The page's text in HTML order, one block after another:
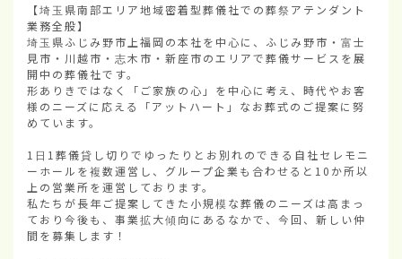
【埼玉県南部エリア地域密着型葬儀社での葬祭アテンダント
業務全般】
埼玉県ふじみ野市上福岡の本社を中心に、ふじみ野市・富士
見市・川越市・志木市・新座市のエリアで葬儀サービスを展
開中の葬儀社です。
形ありきではなく「ご家族の心」を中心に考え、時代やお客
様のニーズに応える「アットハート」なお葬式のご提案に努
めています。
1日1葬儀貸し切りでゆったりとお別れのできる自社セレモニ
ーホールを複数運営し、グループ企業も合わせると10か所以
上の営業所を運営しております。
私たちが長年ご提案してきた小規模な葬儀のニーズは高まっ
ており今後も、事業拡大傾向にあるなかで、今回、新しい仲
間を募集します！